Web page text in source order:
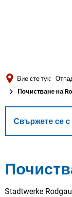
Вие сте тук:
Почистване на
Свържете се с
Stadtwerke